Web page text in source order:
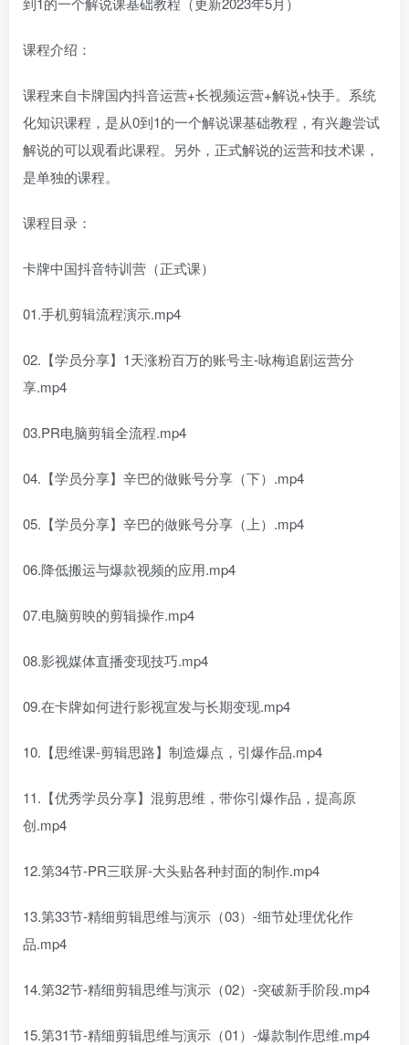
课程介绍：
课程来自卡牌国内抖音运营+长视频运营+解说+快手。系统
化知识课程，是从0到1的一个解说课基础教程，有兴趣尝试
解说的可以观看此课程。另外，正式解说的运营和技术课，
是单独的课程。
课程目录：
卡牌中国抖音特训营（正式课）
01.手机剪辑流程演示.mp4
02.【学员分享】1天涨粉百万的账号主-咏梅追剧运营分
享.mp4
03.PR电脑剪辑全流程.mp4
04.【学员分享】辛巴的做账号分享（下）.mp4
05.【学员分享】辛巴的做账号分享（上）.mp4
06.降低搬运与爆款视频的应用.mp4
07.电脑剪映的剪辑操作.mp4
08.影视媒体直播变现技巧.mp4
09.在卡牌如何进行影视宣发与长期变现.mp4
10.【思维课-剪辑思路】制造爆点，引爆作品.mp4
11.【优秀学员分享】混剪思维，带你引爆作品，提高原
创.mp4
12.第34节-PR三联屏-大头贴各种封面的制作.mp4
13.第33节-精细剪辑思维与演示（03）-细节处理优化作
品.mp4
14.第32节-精细剪辑思维与演示（02）-突破新手阶段.mp4
15.第31节-精细剪辑思维与演示（01）-爆款制作思维.mp4